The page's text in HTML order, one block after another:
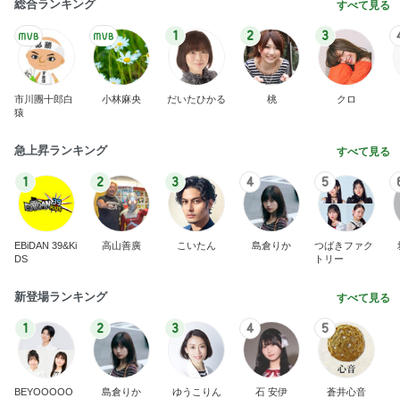
総合ランキング すべて見る
市川團十郎白
猿
小林麻央
1
だいたひかる
2
桃
3
クロ
急上昇ランキング すべて見る
1
EBiDAN 39&Ki
DS
2
高山善廣
3
こいたん
4
島倉りか
5
つばきファク
トリー
新登場ランキング すべて見る
1
BEYOOOOO
2
島倉りか
3
ゆうこりん
4
石 安伊
5
蒼井心音